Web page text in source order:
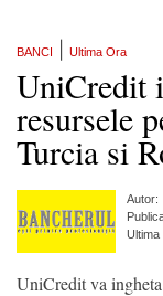
BANCI Ultima Ora
UniCredit
resursele
Turcia si
Autor:
Ultima
UniCredit va